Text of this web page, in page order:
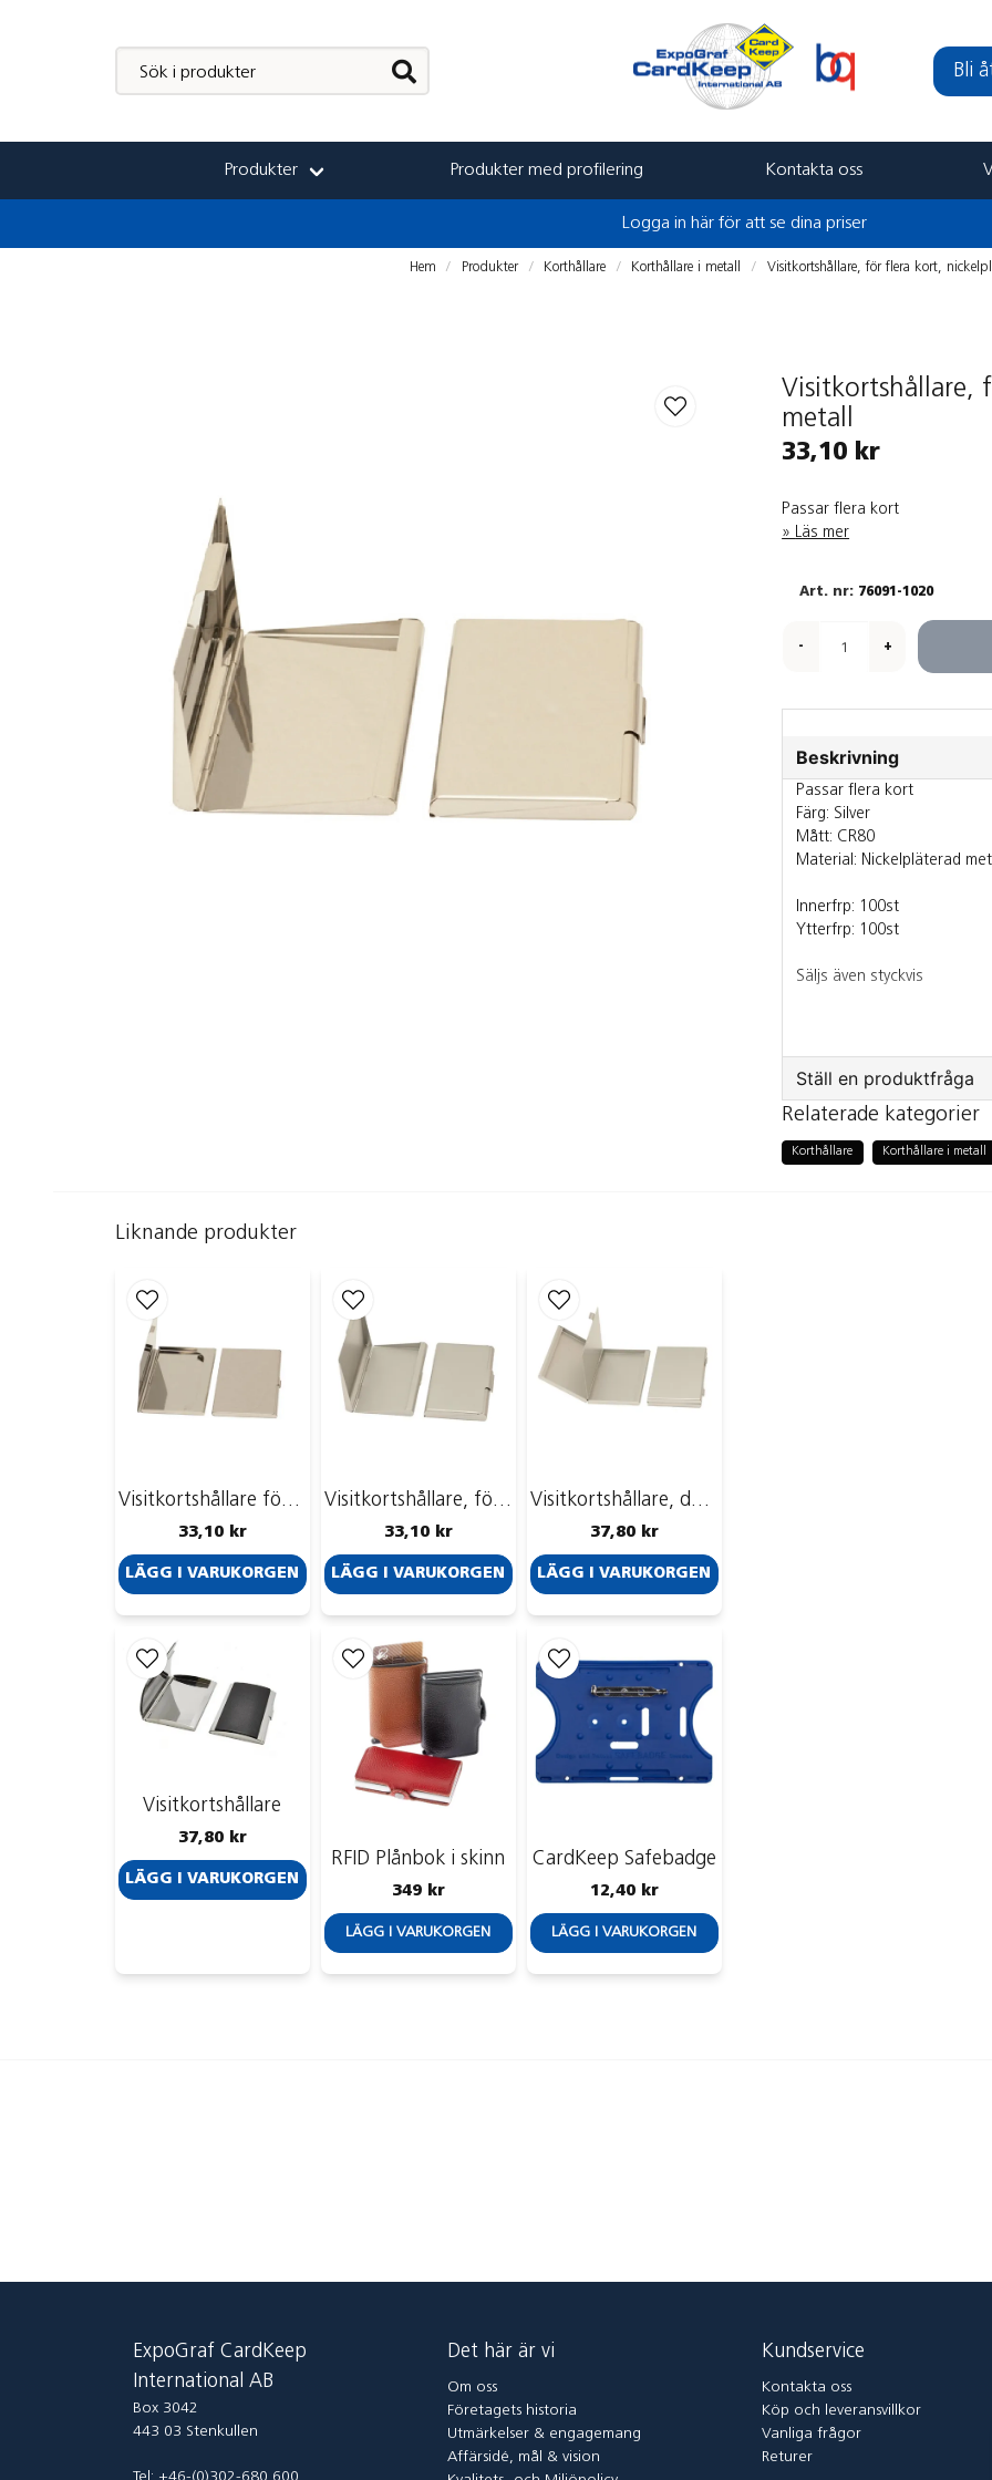
Bli
Produkter Produkter med profilering Kontakta oss
Logga in här för att se dina priser
Hem Produkter Korthållare Korthållare i metall Visitkortshållare, för flera kort,
Visitkortshållare,
metall
33,10 kr
Passar flera kort
Läs mer
76091-1020
- +
Beskrivning
Passar flera kort
Färg: Silver
Mått: CR80
Material: Nickelpläterad
Innerfrp: 100st
Ytterfrp: 100st
Säljs även styckvis
Ställ en produktfråga
Fråga oss något
Relaterade kategorier
Korthållare Korthållare i metall
Liknande produkter
Visitkortshållare för 1-2 kort, nickelpläterad metall
33,10 kr
LÄGG I VARUKORGEN
Visitkortshållare, för flera kort, aluminium
33,10 kr
LÄGG I VARUKORGEN
Visitkortshållare, dubbelsidigt
37,80 kr
LÄGG I VARUKORGEN
Visitkortshållare
37,80 kr
LÄGG I VARUKORGEN
RFID Plånbok i skinn
349 kr
LÄGG I VARUKORGEN
CardKeep Safebadge
12,40 kr
LÄGG I VARUKORGEN
ExpoGraf CardKeep
International AB
Box 3042
443 03 Stenkullen
Det här är vi
Om oss
Företagets historia
Utmärkelser & engagemang
Affärsidé, mål & vision
Kundservice
Kontakta oss
Köp och leveransvillkor
Vanliga frågor
Returer